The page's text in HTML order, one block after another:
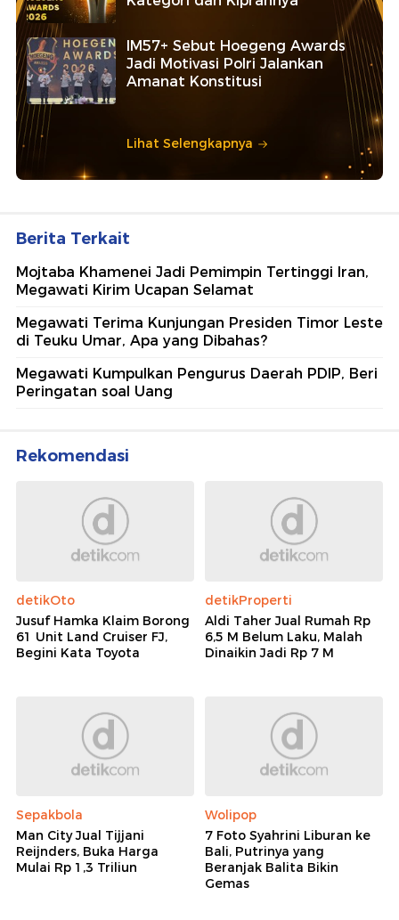
IM57+ Sebut Hoegeng Awards
Jadi Motivasi Polri Jalankan
Amanat Konstitusi
Lihat Selengkapnya
Berita Terkait
Mojtaba Khamenei Jadi Pemimpin Tertinggi Iran,
Megawati Kirim Ucapan Selamat
Megawati Terima Kunjungan Presiden Timor Leste
di Teuku Umar, Apa yang Dibahas?
Megawati Kumpulkan Pengurus Daerah PDIP, Beri
Peringatan soal Uang
Rekomendasi
detikOto
Jusuf Hamka Klaim Borong
61 Unit Land Cruiser FJ,
Begini Kata Toyota
detikProperti
Aldi Taher Jual Rumah Rp
6,5 M Belum Laku, Malah
Dinaikin Jadi Rp 7 M
Sepakbola
Man City Jual Tijjani
Reijnders, Buka Harga
Mulai Rp 1,3 Triliun
Wolipop
7 Foto Syahrini Liburan ke
Bali, Putrinya yang
Beranjak Balita Bikin
Gemas